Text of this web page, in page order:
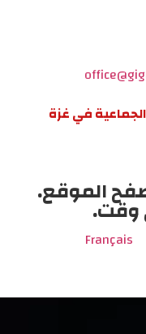
الجماعية في غزة
الموقع.
وقت.
Français